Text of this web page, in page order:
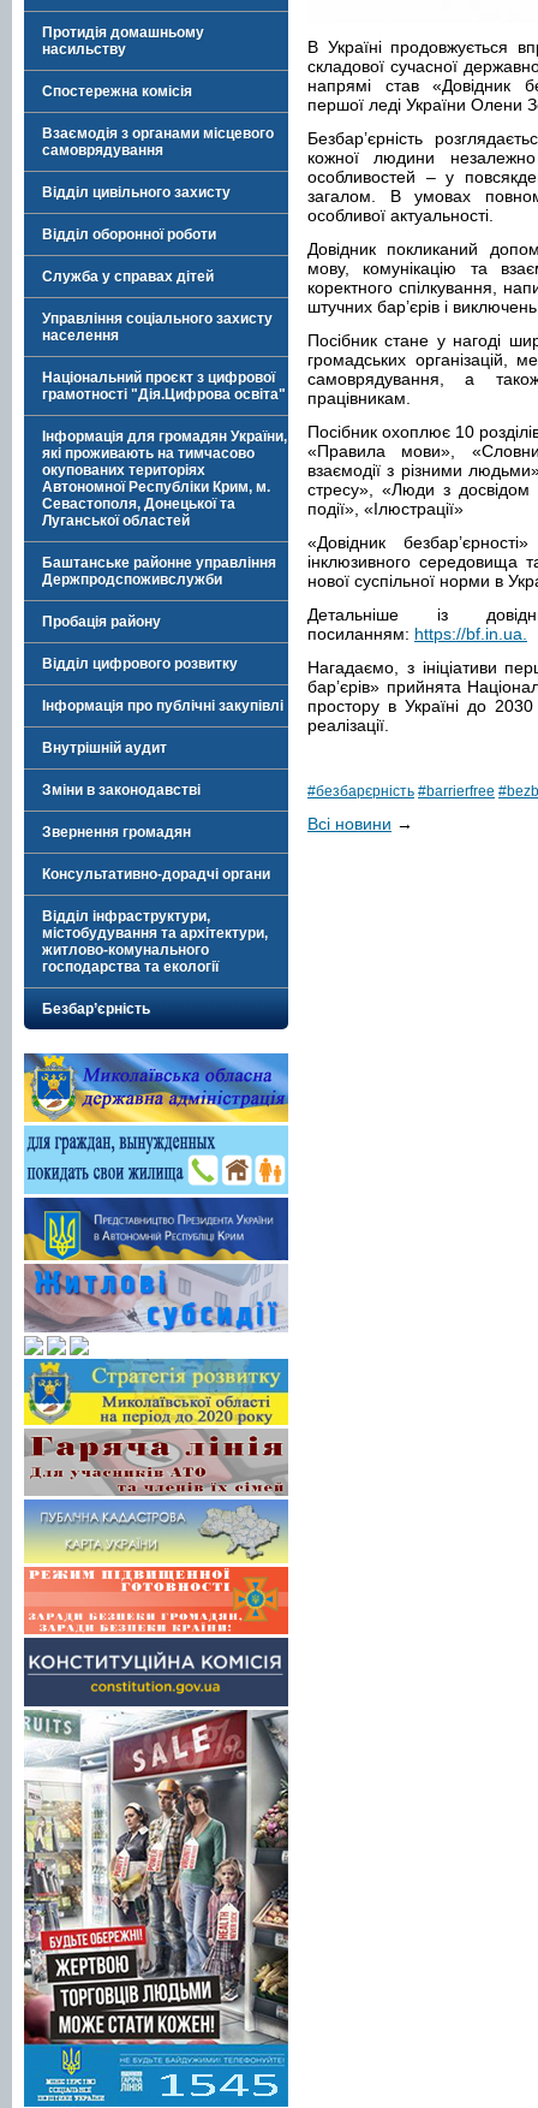
Протидія домашньому
насильству
Спостережна комісія
Взаємодія з органами місцевого
самоврядування
Відділ цивільного захисту
Відділ оборонної роботи
Служба у справах дітей
Управління соціального захисту
населення
Національний проєкт з цифрової
грамотності "Дія.Цифрова освіта"
Інформація для громадян України,
які проживають на тимчасово
окупованих територіях
Автономної Республіки Крим, м.
Севастополя, Донецької та
Луганської областей
Баштанське районне управління
Держпродспоживслужби
Пробація району
Відділ цифрового розвитку
Інформація про публічні закупівлі
Внутрішній аудит
Зміни в законодавстві
Звернення громадян
Консультативно-дорадчі органи
Відділ інфраструктури,
містобудування та архітектури,
житлово-комунального
господарства та екології
Безбар’єрність
В Україні продовжується
складової сучасної
напрямі став «Довідник
першої леді України Олени
Безбар’єрність
кожної людини
особливостей – у
загалом. В умовах
особливої актуальності.
Довідник покликаний
мову, комунікацію та
коректного спілкування,
штучних бар’єрів і
Посібник стане у нагоді
громадських організацій,
самоврядування, а
працівникам.
Посібник охоплює 10
«Правила мови»,
взаємодії з різними
стресу», «Люди з досвідом
події», «Ілюстрації»
«Довідник
інклюзивного середовища
нової суспільної норми в
Детальніше із
посиланням: https://bf.in.ua.
Нагадаємо, з ініціативи
барʼєрів» прийнята
простору в Україні до
реалізації.
#безбарєрність #barrierfree
Всі новини →